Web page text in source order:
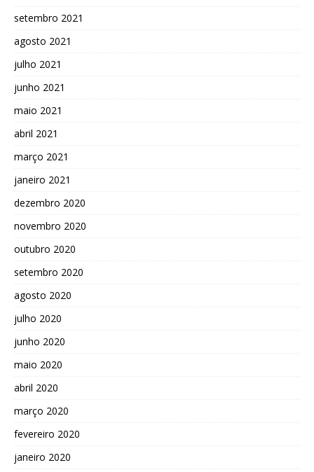
setembro 2021
agosto 2021
julho 2021
junho 2021
maio 2021
abril 2021
março 2021
janeiro 2021
dezembro 2020
novembro 2020
outubro 2020
setembro 2020
agosto 2020
julho 2020
junho 2020
maio 2020
abril 2020
março 2020
fevereiro 2020
janeiro 2020